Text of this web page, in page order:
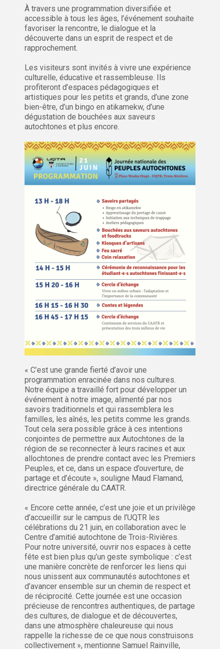
À travers une programmation diversifiée et
accessible à tous les âges, l’événement souhaite
favoriser la rencontre, le dialogue et la
découverte dans un esprit de respect et de
rapprochement.
Les visiteurs sont invités à vivre une expérience
culturelle, éducative et rassembleuse. Ils
profiteront d’espaces pédagogiques et
artistiques pour les petits et grands, d’une zone
bien-être, d’un bingo en atikamekw, d’une
dégustation de bouchées aux saveurs
autochtones et plus encore.
« C’est une grande fierté d’avoir une
programmation enracinée dans nos cultures.
Notre équipe a travaillé fort pour développer un
événement à notre image, alimenté par nos
savoirs traditionnels et qui rassemblera les
familles, les aînés, les petits comme les grands.
Tout cela sera possible grâce à ces intentions
conjointes de permettre aux Autochtones de la
région de se reconnecter à leurs racines et aux
allochtones de prendre contact avec les Premiers
Peuples, et ce, dans un espace d’ouverture, de
partage et d’écoute », souligne Maud Flamand,
directrice générale du CAATR.
« Encore cette année, c’est une joie et un privilège
d’accueillir sur le campus de l’UQTR les
célébrations du 21 juin, en collaboration avec le
Centre d’amitié autochtone de Trois-Rivières.
Pour notre université, ouvrir nos espaces à cette
fête est bien plus qu’un geste symbolique : c’est
une manière concrète de renforcer les liens qui
nous unissent aux communautés autochtones et
d’avancer ensemble sur un chemin de respect et
de réciprocité. Cette journée est une occasion
précieuse de rencontres authentiques, de partage
des cultures, de dialogue et de découvertes,
dans une atmosphère chaleureuse qui nous
rappelle la richesse de ce que nous construisons
collectivement », mentionne Samuel Rainville,